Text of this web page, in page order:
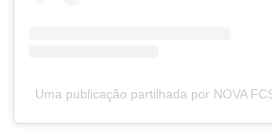
Uma publicação partilhada por NOVA